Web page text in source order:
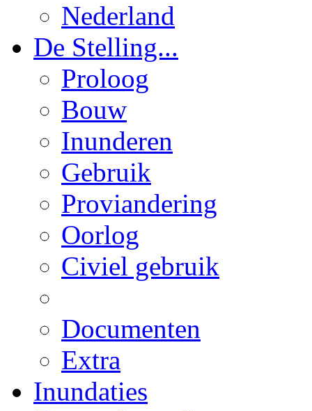
Nederland
De Stelling...
Proloog
Bouw
Inunderen
Gebruik
Proviandering
Oorlog
Civiel gebruik
Documenten
Extra
Inundaties